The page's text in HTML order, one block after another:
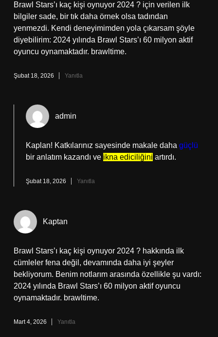
Brawl Stars’ı kaç kişi oynuyor 2024 ? için verilen ilk
bilgiler sade, bir tık daha örnek olsa tadından
yenmezdi. Kendi deneyimimden yola çıkarsam şöyle
diyebilirim: 2024 yılında Brawl Stars’ı 60 milyon aktif
oyuncu oynamaktadır. brawltime.
Şubat 18, 2026 Yanıtla
admin
Kaplan! Katkılarınız sayesinde makale daha güçlü
bir anlatım kazandı ve ikna ediciliğini artırdı.
Şubat 18, 2026 Yanıtla
Kaptan
Brawl Stars’ı kaç kişi oynuyor 2024 ? hakkında ilk
cümleler fena değil, devamında daha iyi şeyler
bekliyorum. Benim notlarım arasında özellikle şu vardı:
2024 yılında Brawl Stars’ı 60 milyon aktif oyuncu
oynamaktadır. brawltime.
Mart 4, 2026 Yanıtla